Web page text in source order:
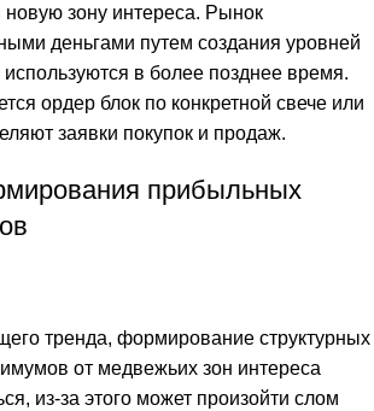
новую зону интереса. Рынок
деньгами путем создания уровней
в более позднее время.
ордер блок по конкретной свече или
заявки покупок и продаж.
прибыльных
тренда, формирование структурных
от медвежьих зон интереса
из-за этого может произойти слом